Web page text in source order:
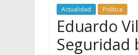
Actualidad Política
Eduardo
Seguridad